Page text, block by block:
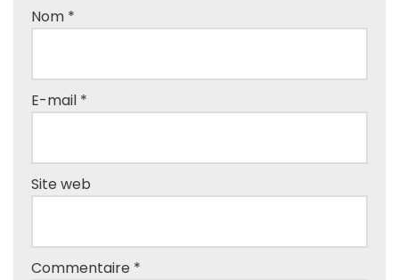
Nom *
E-mail *
Site web
Commentaire *